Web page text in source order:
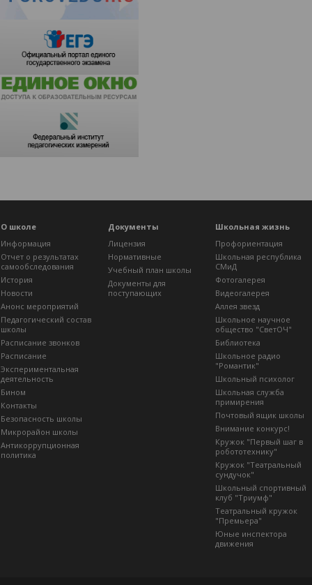
О школе
Информация
Отчет о результатах
самообследования
История
Новости
Анонс мероприятий
Педагогический состав
школы
Расписание звонков
Расписание
Экспериментальная
деятельность
Бином
Контакты
Безопасность школы
Микрорайон школы
Антикоррупционная
политика
Документы
Лицензия
Нормативные
Учебный план школы
Документы для
поступающих
Школьная жизнь
Профориентация
Школьная республика
СМиД
Фотогалерея
Видеогалерея
Аллея звезд
Школьное научное
общество "СветОЧ"
Библиотека
Школьное радио
"Романтик"
Школьный психолог
Школьная служба
примирения
Почтовый ящик школы
Внимание конкурс!
Кружок "Первый шаг в
робототехнику"
Кружок "Театральный
сундучок"
Школьный спортивный
клуб "Триумф"
Театральный кружок
"Премьера"
Юные инспектора
движения